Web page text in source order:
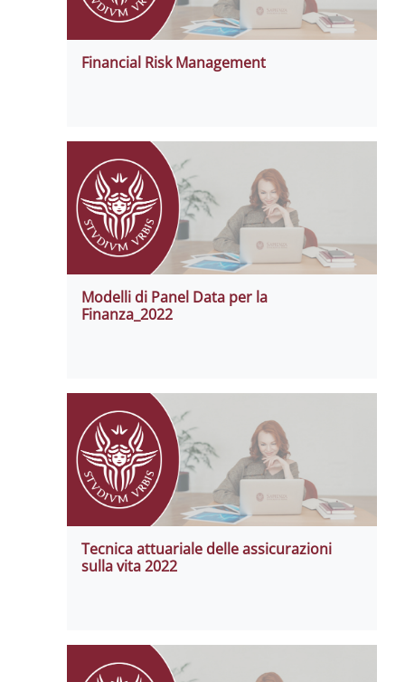
Financial Risk Management
Modelli di Panel Data per la
Finanza_2022
Tecnica attuariale delle assicurazioni
sulla vita 2022